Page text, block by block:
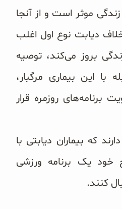
موثر است و از آنجا
دیابت نوع اول اغلب
بروز می‌کند، توصیه
با این بیماری مرگبار،
برنامه‌های روزمره قرار
که بیماران دیابتی با
یک برنامه ورزشی
کنند.